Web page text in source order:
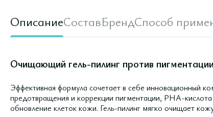
ОписаниеСоставБрендСпособ
Очищающий гель-пилинг против
Эффективная формула сочетает в себе инновационный
предотвращения и коррекции пигментации, PHA-
обновление клеток кожи. Гель-пилинг мягко очищает